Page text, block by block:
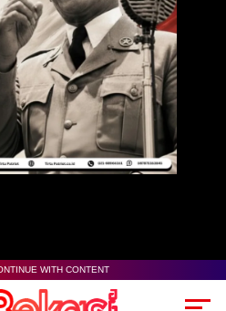
WITH CONTENT